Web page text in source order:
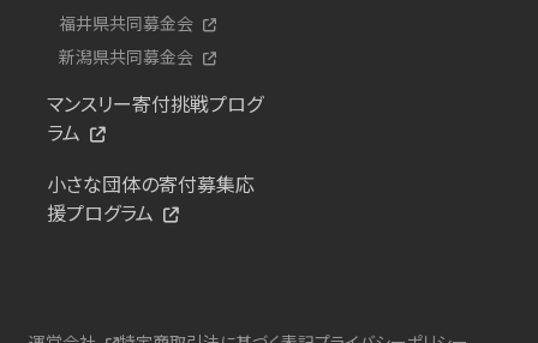
福井県共同募金会
新潟県共同募金会
マンスリー寄付挑戦プログ
ラム
小さな団体の寄付募集応
援プログラム